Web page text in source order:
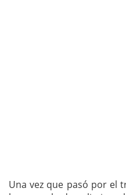
Una vez que pasó por el